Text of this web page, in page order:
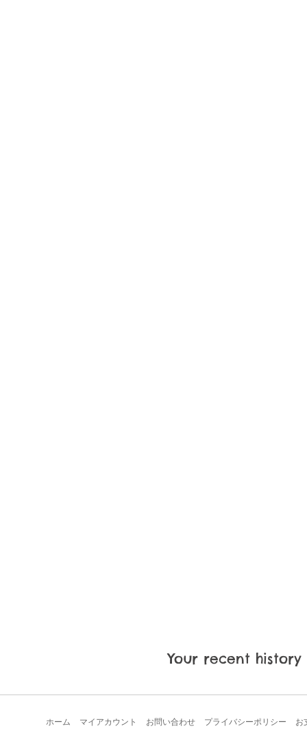
Your recent history
ホーム マイアカウント お問い合わせ プライバシーポリシー お